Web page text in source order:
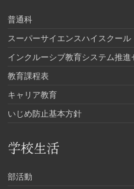
普通科
スーパーサイエンスハイスクール
インクルーシブ教育システム推進
教育課程表
キャリア教育
いじめ防止基本方針
学校生活
部活動